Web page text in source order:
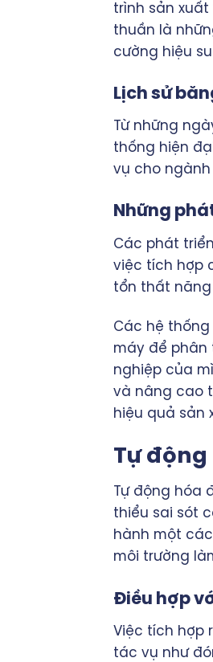
trình sản
thuần là
cường hiệu
Lịch sử
Từ những
thống hiện
vụ cho
Những
Các phát
việc tích hợp
tổn thất
Các hệ
máy để phân
nghiệp của
và nâng cao
hiệu quả sản
Tự
Tự động
thiểu sai sót
hành một
môi trường
Điều hợp
Việc tích hợp
tác vụ như